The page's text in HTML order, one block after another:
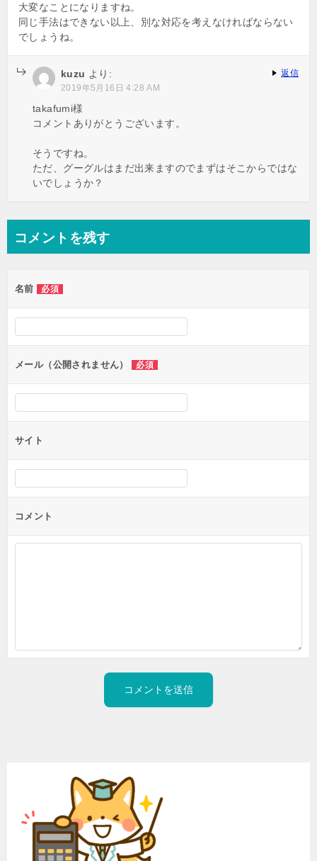
大変なことになりますね。
同じ手法はできない以上、別な対応を考えなければならない
でしょうね。
kuzu より:
2019年5月16日 4:28 AM
takafumi様
コメントありがとうございます。
そうですね。
ただ、グーグルはまだ出来ますのでまずはそこからではな
いでしょうか？
返信
コメントを残す
名前 必須
メール（公開されません） 必須
サイト
コメント